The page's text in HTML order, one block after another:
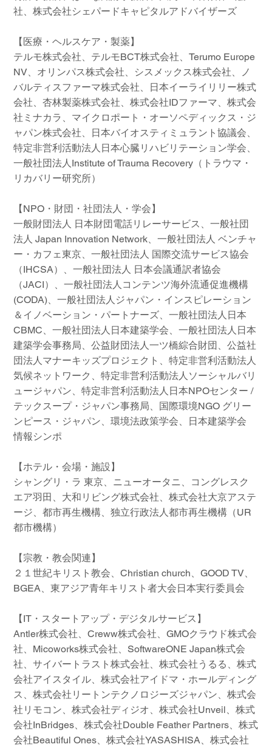
社、株式会社シェパードキャピタルアドバイザーズ
【医療・ヘルスケア・製薬】
テルモ株式会社、テルモBCT株式会社、Terumo Europe
NV、オリンパス株式会社、シスメックス株式会社、ノ
バルティスファーマ株式会社、日本イーライリリー株式
会社、杏林製薬株式会社、株式会社IDファーマ、株式会
社ミナカラ、マイクロポート・オーソペディックス・ジ
ャパン株式会社、日本バイオスティミュラント協議会、
特定非営利活動法人日本心臓リハビリテーション学会、
一般社団法人Institute of Trauma Recovery（トラウマ・
リカバリー研究所）
【NPO・財団・社団法人・学会】
一般財団法人 日本財団電話リレーサービス、一般社団
法人 Japan Innovation Network、一般社団法人 ベンチャ
ー・カフェ東京、一般社団法人 国際交流サービス協会
（IHCSA）、一般社団法人 日本会議通訳者協会
（JACI）、一般社団法人コンテンツ海外流通促進機構
(CODA)、一般社団法人ジャパン・インスピレーション
＆イノベーション・パートナーズ、一般社団法人日本
CBMC、一般社団法人日本建築学会、一般社団法人日本
建築学会事務局、公益財団法人一ツ橋綜合財団、公益社
団法人マナーキッズプロジェクト、特定非営利活動法人
気候ネットワーク、特定非営利活動法人ソーシャルバリ
ュージャパン、特定非営利活動法人日本NPOセンター /
テックスープ・ジャパン事務局、国際環境NGO グリー
ンピース・ジャパン、環境法政策学会、日本建築学会
情報シンポ
【ホテル・会場・施設】
シャングリ・ラ 東京、ニューオータニ、コングレスク
エア羽田、大和リビング株式会社、株式会社大京アステ
ージ、都市再生機構、独立行政法人都市再生機構（UR
都市機構）
【宗教・教会関連】
２１世紀キリスト教会、Christian church、GOOD TV、
BGEA、東アジア青年キリスト者大会日本実行委員会
【IT・スタートアップ・デジタルサービス】
Antler株式会社、Creww株式会社、GMOクラウド株式会
社、Micoworks株式会社、SoftwareONE Japan株式会
社、サイバートラスト株式会社、株式会社うるる、株式
会社アイスタイル、株式会社アイドマ・ホールディング
ス、株式会社リートンテクノロジーズジャパン、株式会
社リモコン、株式会社ディジオ、株式会社Unveil、株式
会社InBridges、株式会社Double Feather Partners、株式
会社Beautiful Ones、株式会社YASASHISA、株式会社